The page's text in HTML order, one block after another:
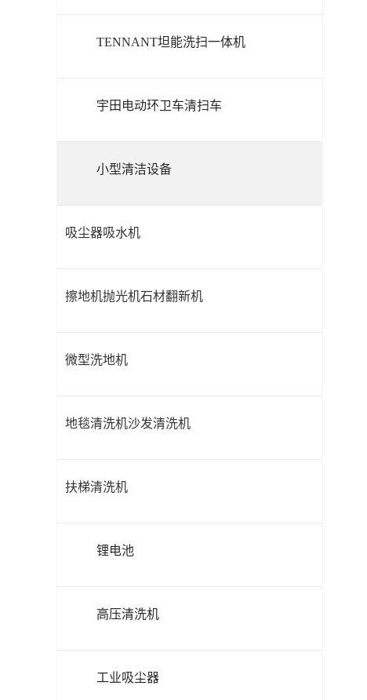
TENNANT坦能洗扫一体机
宇田电动环卫车清扫车
小型清洁设备
吸尘器吸水机
擦地机抛光机石材翻新机
微型洗地机
地毯清洗机沙发清洗机
扶梯清洗机
锂电池
高压清洗机
工业吸尘器